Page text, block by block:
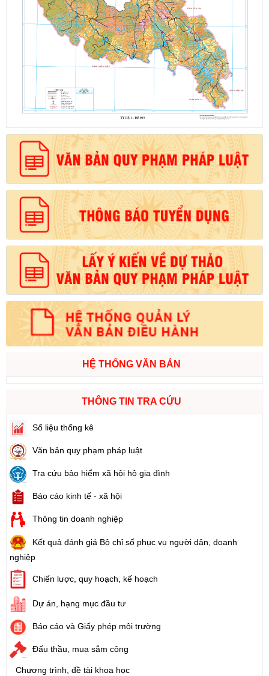
HỆ THỐNG VĂN BẢN
THÔNG TIN TRA CỨU
Số liệu thống kê
Văn bản quy phạm pháp luật
Tra cứu bảo hiểm xã hội hộ gia đình
Báo cáo kinh tế - xã hội
Thông tin doanh nghiệp
Kết quả đánh giá Bộ chỉ số phục vụ người dân, doanh
nghiệp
Chiến lược, quy hoạch, kế hoạch
Dự án, hạng mục đầu tư
Báo cáo và Giấy phép môi trường
Đấu thầu, mua sắm công
Chương trình, đề tài khoa học